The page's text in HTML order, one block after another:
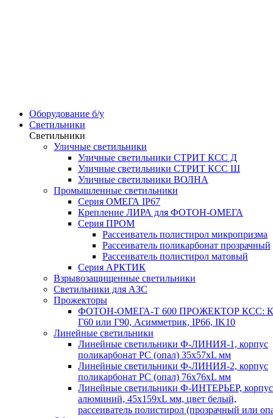
Оборудование б/у
Светильники
Светильники
Уличные светильники
Уличные светильники СТРИТ КСС Д
Уличные светильники СТРИТ КСС Ш
Уличные светильники ВОЛНА
Промышленные светильники
Серия ОМЕГА IP67
Крепление ЛИРА для ФОТОН-ОМЕГА
Серия ПРОМ
Рассеиватель полистирол микропризма
Рассеиватель поликарбонат прозрачный
Рассеиватель полистирол матовый
Серия АРКТИК
Взрывозащищенные светильники
Светильники для АЗС
Прожекторы
ФОТОН-ОМЕГА-Т 600 ПРОЖЕКТОР КСС:
Г60 или Г90, Асимметрик, IP66, IK10
Линейные светильники
Линейные светильники Ф-ЛИНИЯ-1, корпус
поликарбонат РС (опал) 35х57хL мм
Линейные светильники Ф-ЛИНИЯ-2, корпус
поликарбонат РС (опал) 76х76хL мм
Линейные светильники Ф-ИНТЕРЬЕР, корпус
алюминий, 45х159хL мм, цвет белый,
рассеиватель полистирол (прозрачный или